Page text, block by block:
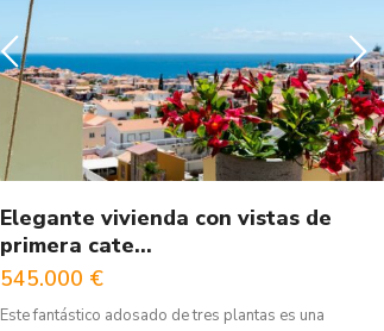
Elegante vivienda con vistas de
primera cate...
545.000 €
Este fantástico adosado de tres plantas es una